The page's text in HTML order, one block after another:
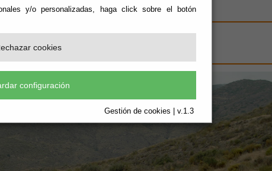
y/o personalizadas, haga click sobre el botón
cookies
configuración
Gestión de cookies | v.1.3
- PATRIMONIO